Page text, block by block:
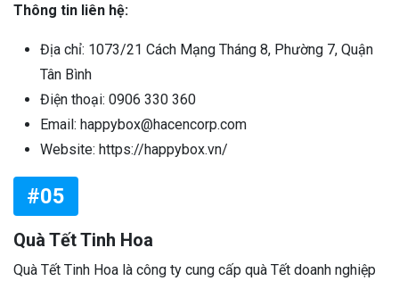
Thông tin liên hệ:
Địa chỉ: 1073/21 Cách Mạng Tháng 8, Phường 7, Quận
Tân Bình
Điện thoại: 0906 330 360
Email: happybox@hacencorp.com
Website: https://happybox.vn/
#05
Quà Tết Tinh Hoa
Quà Tết Tinh Hoa là công ty cung cấp quà Tết doanh nghiệp